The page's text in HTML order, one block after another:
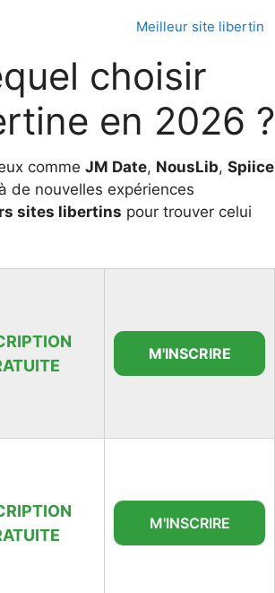
Meilleur site libertin
choisir
en 2026 ?
comme JM Date, NousLib, Spiice
de nouvelles expériences
sites libertins pour trouver celui
M'INSCRIRE
M'INSCRIRE